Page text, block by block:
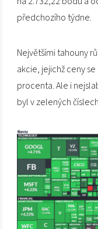
předchozího týdne.
Největšími tahouny
akcie, jejichž ceny
procenta. Ale i
byl v zelených